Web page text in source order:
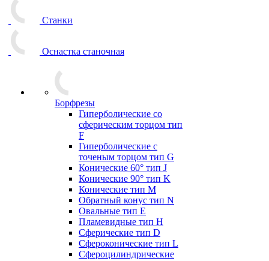
Станки
Оснастка станочная
Борфрезы
Гиперболические cо
сферическим торцом тип
F
Гиперболические с
точеным торцом тип G
Конические 60° тип J
Конические 90° тип K
Конические тип M
Обратный конус тип N
Овальные тип E
Пламевидные тип H
Сферические тип D
Сфероконические тип L
Сфероцилиндрические